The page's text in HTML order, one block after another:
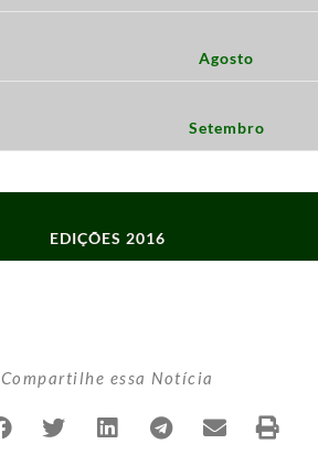
Agosto
Setembro
EDIÇÕES 2016
Compartilhe essa Notícia